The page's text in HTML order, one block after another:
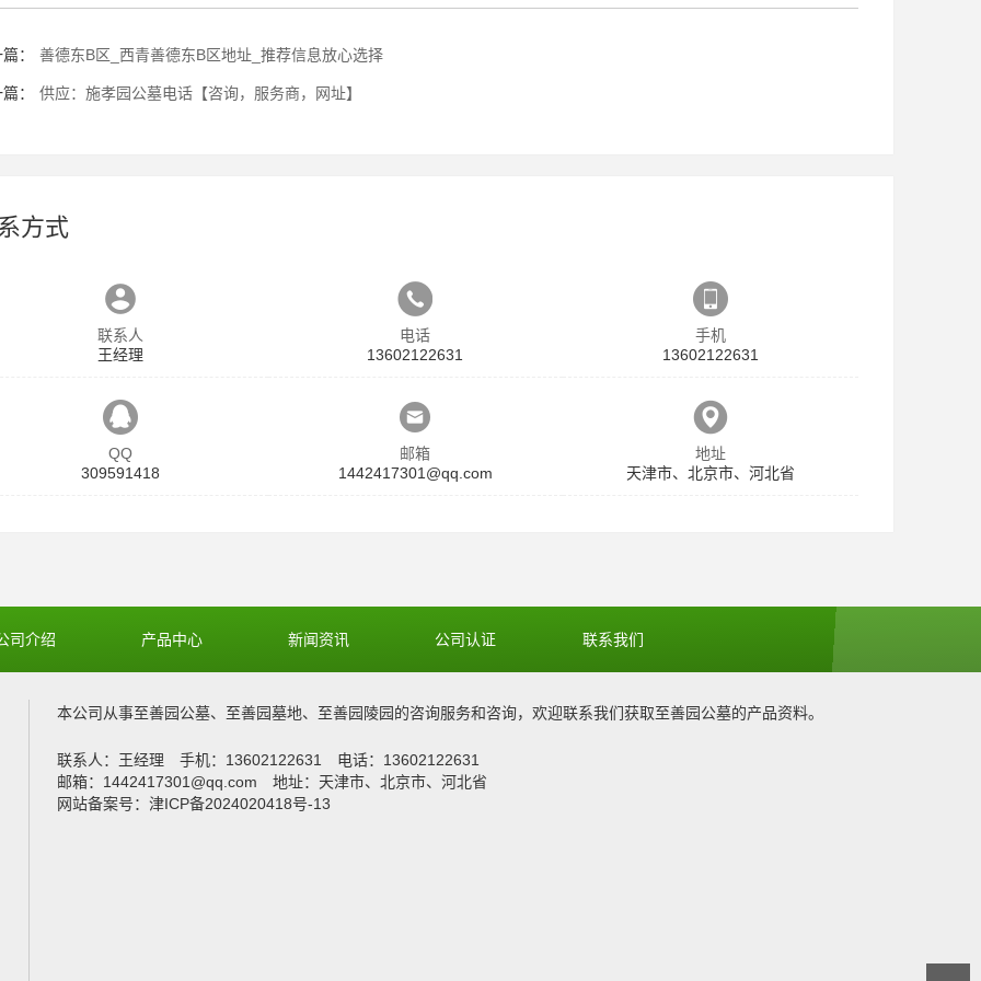
： 善德东B区_西青善德东B区地址_推荐信息放心选择
： 供应：施孝园公墓电话【咨询，服务商，网址】
方式
联系人
王经理
电话
13602122631
手机
13602122631
QQ
309591418
邮箱
1442417301@qq.com
地址
天津市、北京市、河北省
司介绍 产品中心 新闻资讯 公司认证 联系我们
本公司从事至善园公墓、 至善园墓地、 至善园陵园的咨询服务和咨询，欢迎联系我们获取至善园公墓的产品资料。
联系人：王经理 手机：13602122631 电话：13602122631
邮箱：1442417301@qq.com 地址：天津市、北京市、河北省
网站备案号：津ICP备2024020418号-13